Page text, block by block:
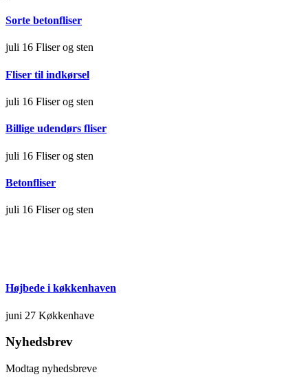
Sorte betonfliser
juli 16 Fliser og sten
Fliser til indkørsel
juli 16 Fliser og sten
Billige udendørs fliser
juli 16 Fliser og sten
Betonfliser
juli 16 Fliser og sten
Højbede i køkkenhaven
juni 27 Køkkenhave
Nyhedsbrev
Modtag nyhedsbreve